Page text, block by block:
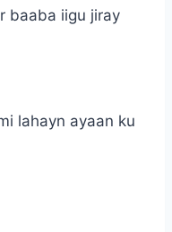
baaba iigu jiray
lahayn ayaan ku